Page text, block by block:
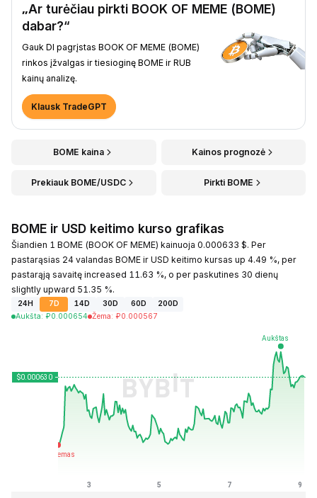
„Ar turėčiau pirkti BOOK OF MEME (BOME)
dabar?“
Gauk DI pagrįstas BOOK OF MEME (BOME)
rinkos įžvalgas ir tiesioginę BOME ir RUB
kainų analizę.
Klausk TradeGPT
BOME kaina Kainos prognozė
Prekiauk BOME/USDC Pirkti BOME
BOME ir USD keitimo kurso grafikas
Šiandien 1 BOME (BOOK OF MEME) kainuoja 0.000633 $. Per
pastarąsias 24 valandas BOME ir USD keitimo kursas up 4.49 %, per
pastarąją savaitę increased 11.63 %, o per paskutines 30 dienų
slightly upward 51.35 %.
24H 7D 14D 30D 60D
200D
Aukšta: ₽0.000654 Žema: ₽0.000567
Paskutinį kartą atnaujinta: 2026-08-09, 03:16 GMT+0